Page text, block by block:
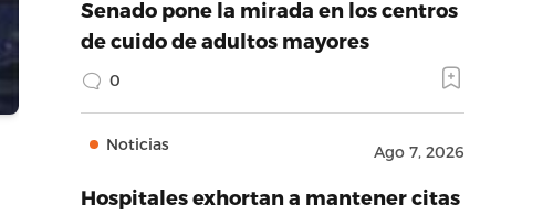
Senado pone la mirada en los centros
de cuido de adultos mayores
0
Noticias Ago 7, 2026
Hospitales exhortan a mantener citas